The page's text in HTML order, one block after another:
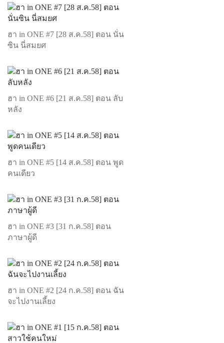
ฮา in ONE #7 [28 ส.ค.58] ตอน นั่น
ซิน นี่สมยศ
ฮา in ONE #6 [21 ส.ค.58] ตอน ลับ
หลัง
ฮา in ONE #5 [14 ส.ค.58] ตอน พูด
คนเดียว
ฮา in ONE #3 [31 ก.ค.58] ตอน
ภาษาผู้ดี
ฮา in ONE #2 [24 ก.ค.58] ตอน ฉัน
จะไปงานเลี้ยง